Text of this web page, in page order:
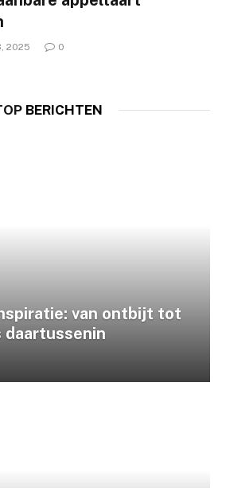
2025 0
BERICHTEN
van ontbijt tot
daartussenin